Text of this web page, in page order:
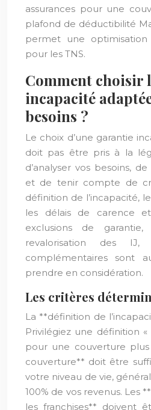
assurances pour une
plafond de déductibilité
permet une optimisation
pour les TNS.
Comment choisir
incapacité
besoins ?
Le choix d’une garantie
doit pas être pris à la
d’analyser vos besoins,
et de tenir compte de
définition de l’incapacité,
les délais de carence
exclusions de
revalorisation des
complémentaires sont
prendre en considération.
Les critères
La **définition de
Privilégiez une définition
pour une couverture
couverture** doit être
votre niveau de vie,
100% de vos revenus. Les
les franchises** doivent